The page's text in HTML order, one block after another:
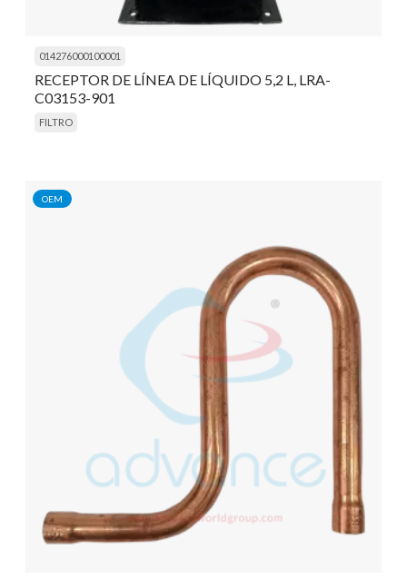
014276000100001
RECEPTOR DE LÍNEA DE LÍQUIDO 5,2 L, LRA-
C03153-901
FILTRO
OEM